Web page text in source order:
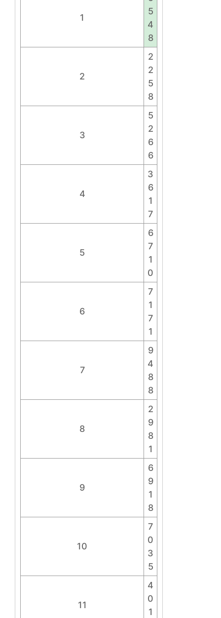
1
5
4
8
2
2
2
5
8
3
5
2
6
6
4
3
6
1
7
5
6
7
1
0
6
7
1
7
1
7
9
4
8
8
8
2
9
8
1
9
6
9
1
8
10
7
0
3
5
11
4
0
1